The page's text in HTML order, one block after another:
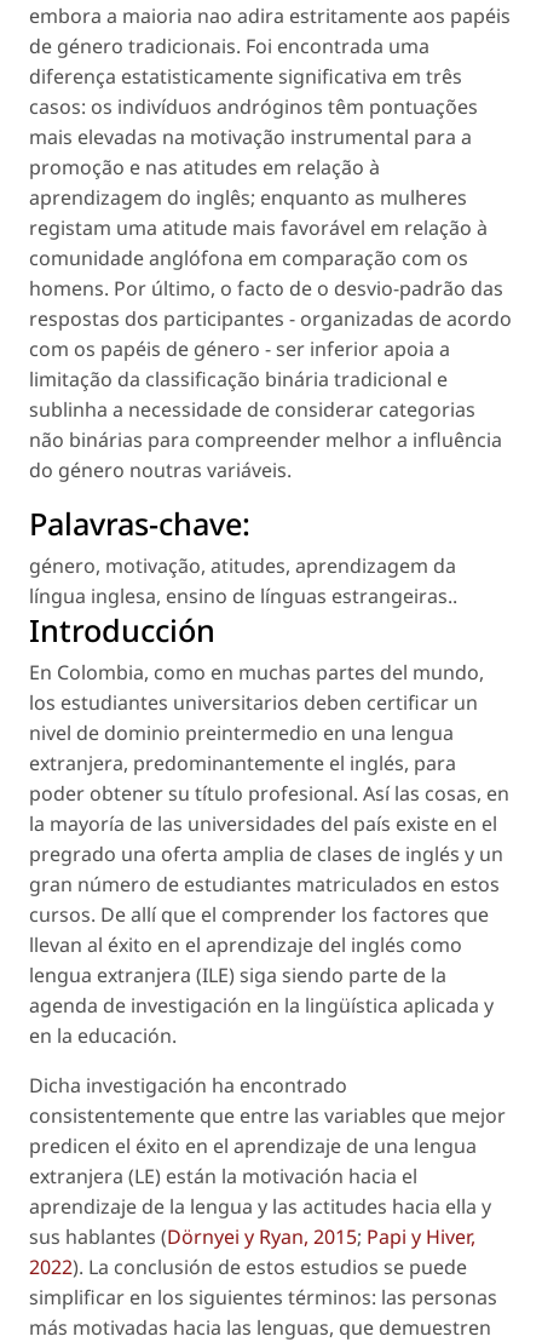
embora a maioria nao adira estritamente aos papéis
de género tradicionais. Foi encontrada uma
diferença estatisticamente significativa em três
casos: os indivíduos andróginos têm pontuações
mais elevadas na motivação instrumental para a
promoção e nas atitudes em relação à
aprendizagem do inglês; enquanto as mulheres
registam uma atitude mais favorável em relação à
comunidade anglófona em comparação com os
homens. Por último, o facto de o desvio-padrão das
respostas dos participantes - organizadas de acordo
com os papéis de género - ser inferior apoia a
limitação da classificação binária tradicional e
sublinha a necessidade de considerar categorias
não binárias para compreender melhor a influência
do género noutras variáveis.
Palavras-chave:
género, motivação, atitudes, aprendizagem da
língua inglesa, ensino de línguas estrangeiras..
Introducción
En Colombia, como en muchas partes del mundo,
los estudiantes universitarios deben certificar un
nivel de dominio preintermedio en una lengua
extranjera, predominantemente el inglés, para
poder obtener su título profesional. Así las cosas, en
la mayoría de las universidades del país existe en el
pregrado una oferta amplia de clases de inglés y un
gran número de estudiantes matriculados en estos
cursos. De allí que el comprender los factores que
llevan al éxito en el aprendizaje del inglés como
lengua extranjera (ILE) siga siendo parte de la
agenda de investigación en la lingüística aplicada y
en la educación.
Dicha investigación ha encontrado
consistentemente que entre las variables que mejor
predicen el éxito en el aprendizaje de una lengua
extranjera (LE) están la motivación hacia el
aprendizaje de la lengua y las actitudes hacia ella y
sus hablantes (Dörnyei y Ryan, 2015; Papi y Hiver,
2022). La conclusión de estos estudios se puede
simplificar en los siguientes términos: las personas
más motivadas hacia las lenguas, que demuestren